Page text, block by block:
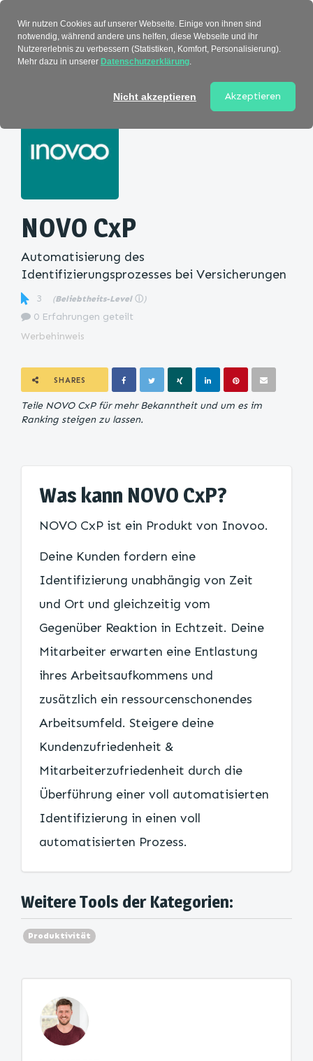
NOVO CxP
Automatisierung des
Identifizierungsprozesses bei Versicherungen
3 (Beliebtheits-Level ⓘ )
0 Erfahrungen geteilt
Werbehinweis
SHARES
Teile NOVO CxP für mehr Bekanntheit und um es im
Ranking steigen zu lassen.
Was kann NOVO CxP?
NOVO CxP ist ein Produkt von Inovoo.
Deine Kunden fordern eine
Identifizierung unabhängig von Zeit
und Ort und gleichzeitig vom
Gegenüber Reaktion in Echtzeit. Deine
Mitarbeiter erwarten eine Entlastung
ihres Arbeitsaufkommens und
zusätzlich ein ressourcenschonendes
Arbeitsumfeld. Steigere deine
Kundenzufriedenheit &
Mitarbeiterzufriedenheit durch die
Überführung einer voll automatisierten
Identifizierung in einen voll
automatisierten Prozess.
Weitere Tools der Kategorien:
Produktivität
Wir nutzen Cookies auf unserer Webseite. Einige von ihnen sind
notwendig, während andere uns helfen, diese Webseite und ihr
Nutzererlebnis zu verbessern (Statistiken, Komfort, Personalisierung).
Mehr dazu in unserer Datenschutzerklärung.
Nicht akzeptieren Akzeptieren